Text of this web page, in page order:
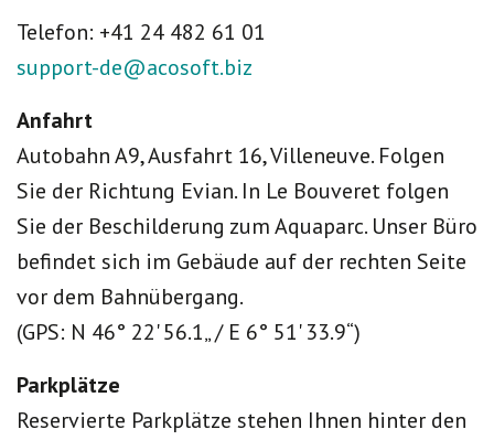
Telefon: +41 24 482 61 01
support-de@acosoft.biz
Anfahrt
Autobahn A9, Ausfahrt 16, Villeneuve. Folgen
Sie der Richtung Evian. In Le Bouveret folgen
Sie der Beschilderung zum Aquaparc. Unser Büro
befindet sich im Gebäude auf der rechten Seite
vor dem Bahnübergang.
(GPS: N 46° 22' 56.1„ / E 6° 51' 33.9“)
Parkplätze
Reservierte Parkplätze stehen Ihnen hinter den